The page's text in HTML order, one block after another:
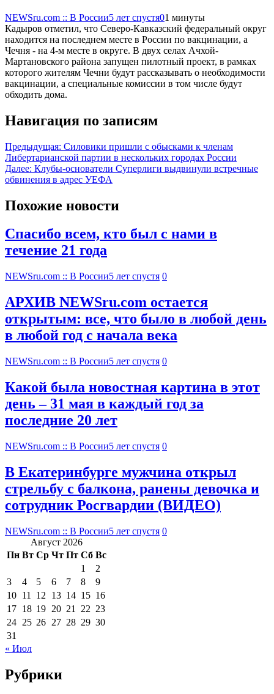
NEWSru.com :: В России5 лет спустя01 минуты
Кадыров отметил, что Северо-Кавказский федеральный округ
находится на последнем месте в России по вакцинации, а
Чечня - на 4-м месте в округе. В двух селах Ачхой-
Мартановского района запущен пилотный проект, в рамках
которого жителям Чечни будут рассказывать о необходимости
вакцинации, а специальные комиссии в том числе будут
обходить дома.
Навигация по записям
Предыдущая: Силовики пришли с обысками к членам
Либертарианской партии в нескольких городах России
Далее: Клубы-основатели Суперлиги выдвинули встречные
обвинения в адрес УЕФА
Похожие новости
Спасибо всем, кто был с нами в
течение 21 года
NEWSru.com :: В России5 лет спустя 0
АРХИВ NEWSru.com остается
открытым: все, что было в любой день
в любой год с начала века
NEWSru.com :: В России5 лет спустя 0
Какой была новостная картина в этот
день – 31 мая в каждый год за
последние 20 лет
NEWSru.com :: В России5 лет спустя 0
В Екатеринбурге мужчина открыл
стрельбу с балкона, ранены девочка и
сотрудник Росгвардии (ВИДЕО)
NEWSru.com :: В России5 лет спустя 0
Август 2026
Пн Вт Ср Чт Пт Сб Вс
1
2
3
4 5 6 7 8
9
10 11 12 13 14 15 16
17 18 19 20 21 22 23
24 25 26 27 28 29 30
31
« Июл
Рубрики